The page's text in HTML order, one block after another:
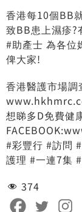
香港每10個BB
致BB患上濕疹?
#助產士 為各位
俾大家!
香港醫護市場調
想睇多D免費健
#彩豐行 #訪問
護理 #一連7集
374